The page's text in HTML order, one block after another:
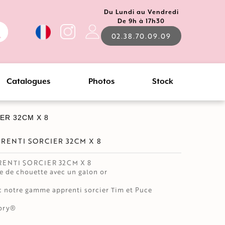
Du Lundi au Vendredi
De 9h à 17h30
02.38.70.09.09
Catalogues Photos Stock
32CM X 8
SORCIER 32CM X 8
SORCIER 32CM X 8
de chouette avec un galon or
gamme apprenti sorcier Tim et Puce